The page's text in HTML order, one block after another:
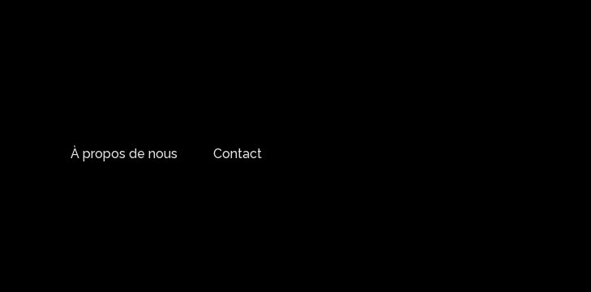
À propos de nous Contact